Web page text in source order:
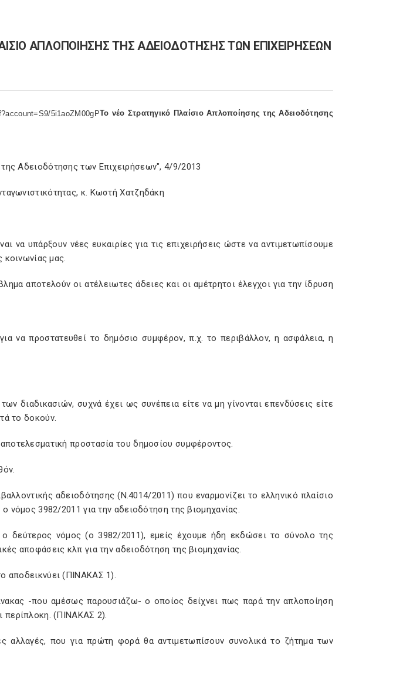
ΑΠΛΟΠΟΙΗΣΗΣ ΤΗΣ ΑΔΕΙΟΔΟΤΗΣΗΣ ΤΩΝ ΕΠΙΧΕΙΡΗΣΕΩΝ
Το νέο Στρατηγικό Πλαίσιο Απλοποίησης της Αδειοδότησης
Αδειοδότησης των Επιχειρήσεων", 4/9/2013
κ. Κωστή Χατζηδάκη
να υπάρξουν νέες ευκαιρίες για τις επιχειρήσεις ώστε να αντιμετωπίσουμε
κοινωνίας μας.
αποτελούν οι ατέλειωτες άδειες και οι αμέτρητοι έλεγχοι για την ίδρυση
να προστατευθεί το δημόσιο συμφέρον, π.χ. το περιβάλλον, η ασφάλεια, η
διαδικασιών, συχνά έχει ως συνέπεια είτε να μη γίνονται επενδύσεις είτε
το δοκούν.
προστασία του δημοσίου συμφέροντος.
αδειοδότησης (Ν.4014/2011) που εναρμονίζει το ελληνικό πλαίσιο
νόμος 3982/2011 για την αδειοδότηση της βιομηχανίας.
δεύτερος νόμος (ο 3982/2011), εμείς έχουμε ήδη εκδώσει το σύνολο της
αποφάσεις κλπ για την αδειοδότηση της βιομηχανίας.
αποδεικνύει (ΠΙΝΑΚΑΣ 1).
-που αμέσως παρουσιάζω- ο οποίος δείχνει πως παρά την απλοποίηση
περίπλοκη. (ΠΙΝΑΚΑΣ 2).
αλλαγές, που για πρώτη φορά θα αντιμετωπίσουν συνολικά το ζήτημα των